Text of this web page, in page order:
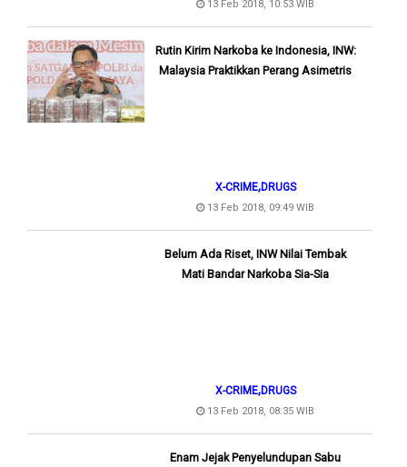
13 Feb 2018, 10:53 WIB
Rutin Kirim Narkoba ke Indonesia, INW:
Malaysia Praktikkan Perang Asimetris
X-CRIME,DRUGS
13 Feb 2018, 09:49 WIB
Belum Ada Riset, INW Nilai Tembak
Mati Bandar Narkoba Sia-Sia
X-CRIME,DRUGS
13 Feb 2018, 08:35 WIB
Enam Jejak Penyelundupan Sabu